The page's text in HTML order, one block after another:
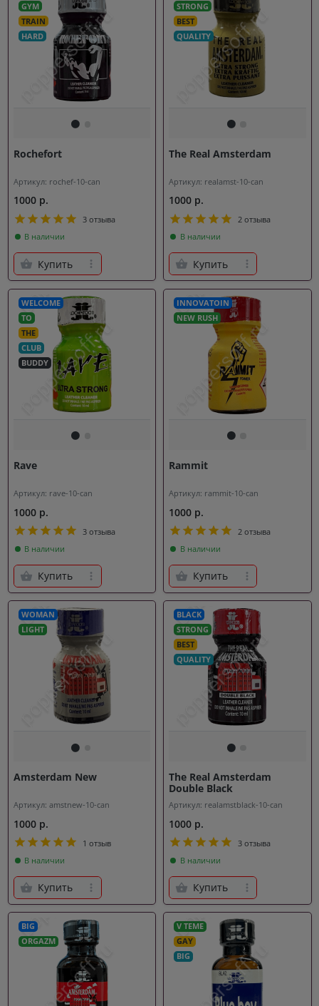
GYM
TRAIN
HARD
Rochefort
Артикул: rochef-10-can
1000 р.
3 отзыва
В наличии
Купить
STRONG
BEST
QUALITY
The Real Amsterdam
Артикул: realamst-10-can
1000 р.
2 отзыва
В наличии
Купить
WELCOME
TO
THE
CLUB
BUDDY
Rave
Артикул: rave-10-can
1000 р.
3 отзыва
В наличии
Купить
INNOVATOIN
NEW RUSH
Rammit
Артикул: rammit-10-can
1000 р.
2 отзыва
В наличии
Купить
WOMAN
LIGHT
Amsterdam New
Артикул: amstnew-10-can
1000 р.
1 отзыв
В наличии
Купить
BLACK
STRONG
BEST
QUALITY
The Real Amsterdam
Double Black
Артикул: realamstblack-10-can
1000 р.
3 отзыва
В наличии
Купить
BIG
ORGAZM
V TEME
GAY
BIG